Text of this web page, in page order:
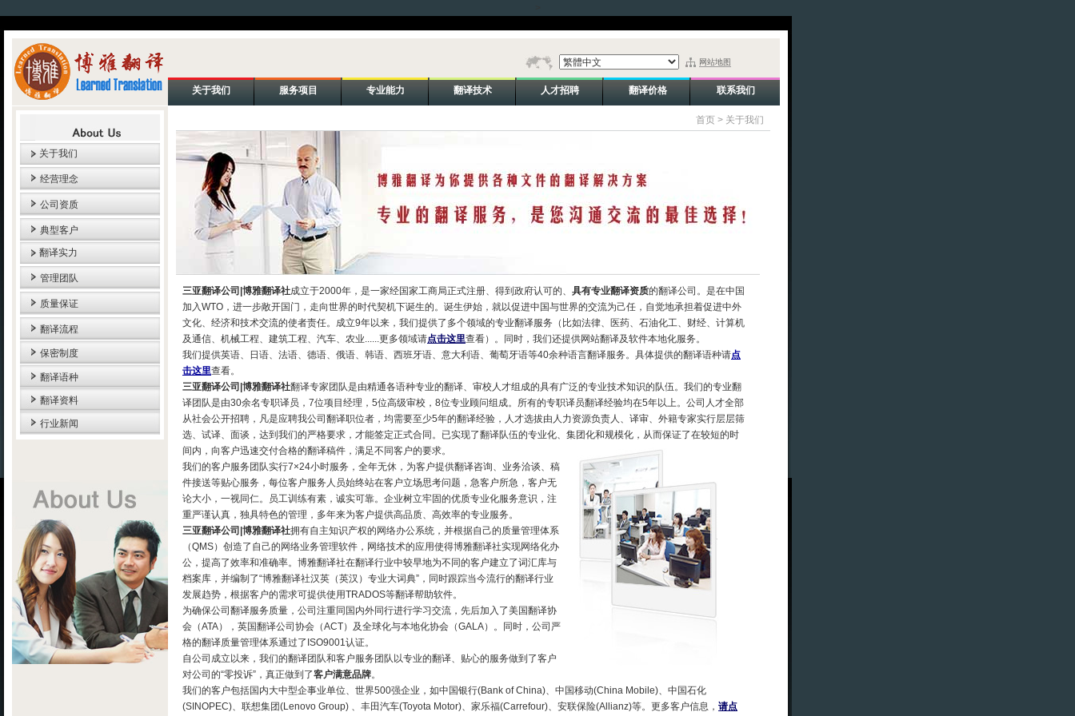
网站地图
关于我们 服务项目 专业能力 翻译技术 人才招聘 翻译价格 联系我们
关于我们
经营理念
公司资质
典型客户
翻译实力
管理团队
质量保证
翻译流程
保密制度
翻译语种
翻译资料
行业新闻
首页 > 关于我们
三亚翻译公司|博雅翻译社成立于2000年，是一家经国家工商局正式注册、得到政府认可的、 具有专业翻译资质的翻译公司。是在中国
加入WTO，进一步敞开国门，走向世界的时代契机下诞生的。诞生伊始，就以促进中国与世界的交流为己任，自觉地承担着促进中外
文化、经济和技术交流的使者责任。成立9年以来，我们提供了多个领域的专业翻译服务（比如法律、医药、石油化工、财经、计算机
及通信、机械工程、建筑工程、汽车、农业......更多领域请点击这里查看）。同时，我们还提供网站翻译及软件本地化服务。
我们提供英语、日语、法语、德语、俄语、韩语、西班牙语、意大利语、葡萄牙语等40余种语言翻译服务。具体提供的翻译语种请点
击这里查看。
三亚翻译公司|博雅翻译社翻译专家团队是由精通各语种专业的翻译、审校人才组成的具有广泛的专业技术知识的队伍。我们的专业翻
译团队是由30余名专职译员，7位项目经理，5位高级审校，8位专业顾问组成。所有的专职译员翻译经验均在5年以上。公司人才全部
从社会公开招聘，凡是应聘我公司翻译职位者，均需要至少5年的翻译经验，人才选拔由人力资源负责人、译审、外籍专家实行层层筛
选、试译、面谈，达到我们的严格要求，才能签定正式合同。已实现了翻译队伍的专业化、集团化和规模化，从而保证了在较短的时
间内，向客户迅速交付合格的翻译稿件，满足不同客户的要求。
我们的客户服务团队实行7×24小时服务，全年无休，为客户提供翻译咨询、业务洽谈、稿
件接送等贴心服务，每位客户服务人员始终站在客户立场思考问题，急客户所急，客户无
论大小，一视同仁。员工训练有素，诚实可靠。企业树立牢固的优质专业化服务意识，注
重严谨认真，独具特色的管理，多年来为客户提供高品质、高效率的专业服务。
三亚翻译公司|博雅翻译社拥有自主知识产权的网络办公系统，并根据自己的质量管理体系
（QMS）创造了自己的网络业务管理软件，网络技术的应用使得博雅翻译社实现网络化办
公，提高了效率和准确率。博雅翻译社在翻译行业中较早地为不同的客户建立了词汇库与
档案库，并编制了“博雅翻译社汉英（英汉）专业大词典”，同时跟踪当今流行的翻译行业
发展趋势，根据客户的需求可提供使用TRADOS等翻译帮助软件。
为确保公司翻译服务质量，公司注重同国内外同行进行学习交流，先后加入了美国翻译协
会（ATA），英国翻译公司协会（ACT）及全球化与本地化协会（GALA）。同时，公司严
格的翻译质量管理体系通过了ISO9001认证。
自公司成立以来，我们的翻译团队和客户服务团队以专业的翻译、贴心的服务做到了客户
对公司的“零投诉”，真正做到了客户满意品牌。
我们的客户包括国内大中型企事业单位、世界500强企业，如中国银行(Bank of China)、中国移动(China Mobile)、中国石化
(SINOPEC)、联想集团(Lenovo Group) 、丰田汽车(Toyota Motor)、家乐福(Carrefour)、安联保险(Allianz)等。更多客户信息， 请点